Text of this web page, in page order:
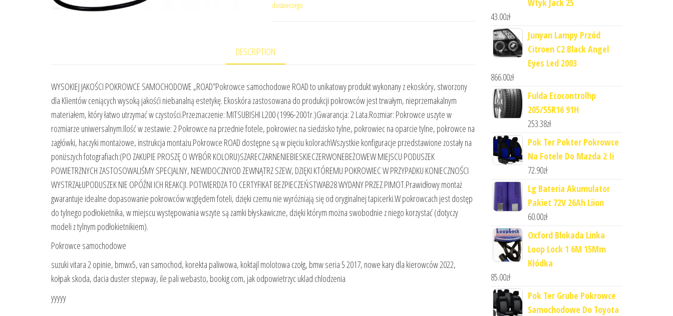
dostawczego
DESCRIPTION
WYSOKIEJ JAKOŚCI POKROWCE SAMOCHODOWE „ROAD”Pokrowce samochodowe ROAD to unikatowy produkt wykonany z ekoskóry, stworzony
dla Klientów ceniących wysoką jakośći niebanalną estetykę. Ekoskóra zastosowana do produkcji pokrowców jest trwałym, nieprzemakalnym
materiałem, który łatwo utrzymać w czystości.Przeznaczenie: MITSUBISHI L200 (1996-2001r.)Gwarancja: 2 Lata.Rozmiar: Pokrowce uszyte w
rozmiarze uniwersalnym.Ilość w zestawie: 2 Pokrowce na przednie fotele, pokrowiec na siedzisko tylne, pokrowiec na oparcie tylne, pokrowce na
zagłówki, haczyki montażowe, instrukcja montażu.Pokrowce ROAD dostępne są w pięciu kolorachWszystkie konfiguracje przedstawione zostały na
poniższych fotografiach:(PO ZAKUPIE PROSZĘ O WYBÓR KOLORU)SZARECZARNENIEBIESKIECZERWONEBEŻOWEW MIEJSCU PODUSZEK
POWIETRZNYCH ZASTOSOWALIŚMY SPECJALNY, NIEWIDOCZNYOD ZEWNĄTRZ SZEW, DZIĘKI KTÓREMU POKROWIEC W PRZYPADKU KONIECZNOŚCI
WYSTRZAŁUPODUSZEK NIE OPÓŹNI ICH REAKCJI. POTWIERDZA TO CERTYFIKAT BEZPIECZEŃSTWAB28 WYDANY PRZEZ PIMOT.Prawidłowy montaż
gwarantuje idealne dopasowanie pokrowców względem foteli, dzięki czemu nie wyróżniają się od oryginalnej tapicerki.W pokrowcach jest dostęp
do tylnego podłokietnika, w miejscu występowania wszyte są zamki błyskawiczne, dzięki którym można swobodnie z niego korzystać (dotyczy
modeli z tylnym podłokietnikiem).
Pokrowce samochodowe
suzuki vitara 2 opinie, bmwx5, van samochod, korekta paliwowa, koktajl molotowa czołg, bmw seria 5 2017, nowe kary dla kierowców 2022,
kołpak skoda, dacia duster stepway, ile pali webasto, bookig com, jak odpowietrzyc uklad chlodzenia
yyyyy
Wtyk Jack 25
43.00zł
Junyan Lampy Przód
Citroen C2 Black Angel
Eyes Led 2003
866.00zł
Fulda Ecocontrolhp
205/55R16 91H
253.38zł
Pok Ter Pokter Pokrowce
Na Fotele Do Mazda 2 Ii
72.90zł
Lg Bateria Akumulator
Pakiet 72V 26Ah Liion
60.00zł
Oxford Blokada Linka
Loop Lock 1 6M 15Mm
Kłódka
85.00zł
Pok Ter Grube Pokrowce
Samochodowe Do Toyota